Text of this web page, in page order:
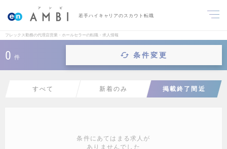
若手ハイキャリアのスカウト転職
フレックス勤務の代理店営業・ホールセラーの転職・求人情報
0 件 条件変更
すべて 新着のみ 掲載終了間近
条件にあてはまる求人が
ありませんでした